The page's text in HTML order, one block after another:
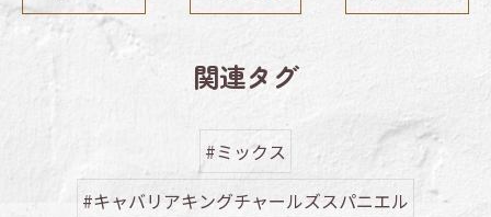
関連タグ
#ミックス
#キャバリアキングチャールズスパニエル